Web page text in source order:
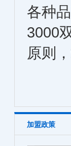
各种
3000
原则
加盟政策